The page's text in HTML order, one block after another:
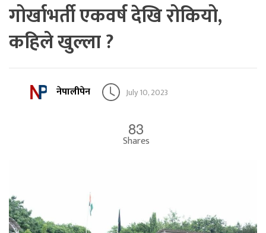
गोर्खाभर्ती एकवर्ष देखि रोकियो,
कहिले खुल्ला ?
नेपालीपेन July 10, 2023
83
Shares